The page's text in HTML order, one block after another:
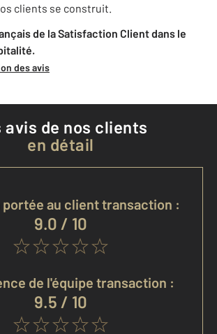
clients se construit.
de la Satisfaction Client dans le
des avis
avis de nos clients
en détail
au client transaction :
9.0 / 10
de l'équipe transaction :
9.5 / 10